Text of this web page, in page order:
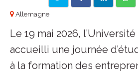
Allemagne
Le 19 mai 2026,
accueilli une journée
à la formation des